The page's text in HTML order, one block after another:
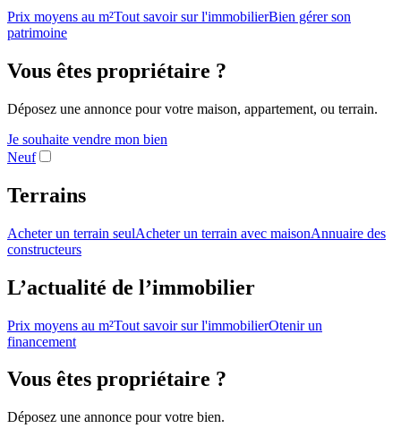
Prix moyens au m²Tout savoir sur l'immobilierBien gérer son
patrimoine
Vous êtes propriétaire ?
Déposez une annonce pour votre maison, appartement, ou terrain.
Je souhaite vendre mon bien
Neuf
Terrains
Acheter un terrain seulAcheter un terrain avec maisonAnnuaire des
constructeurs
L’actualité de l’immobilier
Prix moyens au m²Tout savoir sur l'immobilierOtenir un
financement
Vous êtes propriétaire ?
Déposez une annonce pour votre bien.